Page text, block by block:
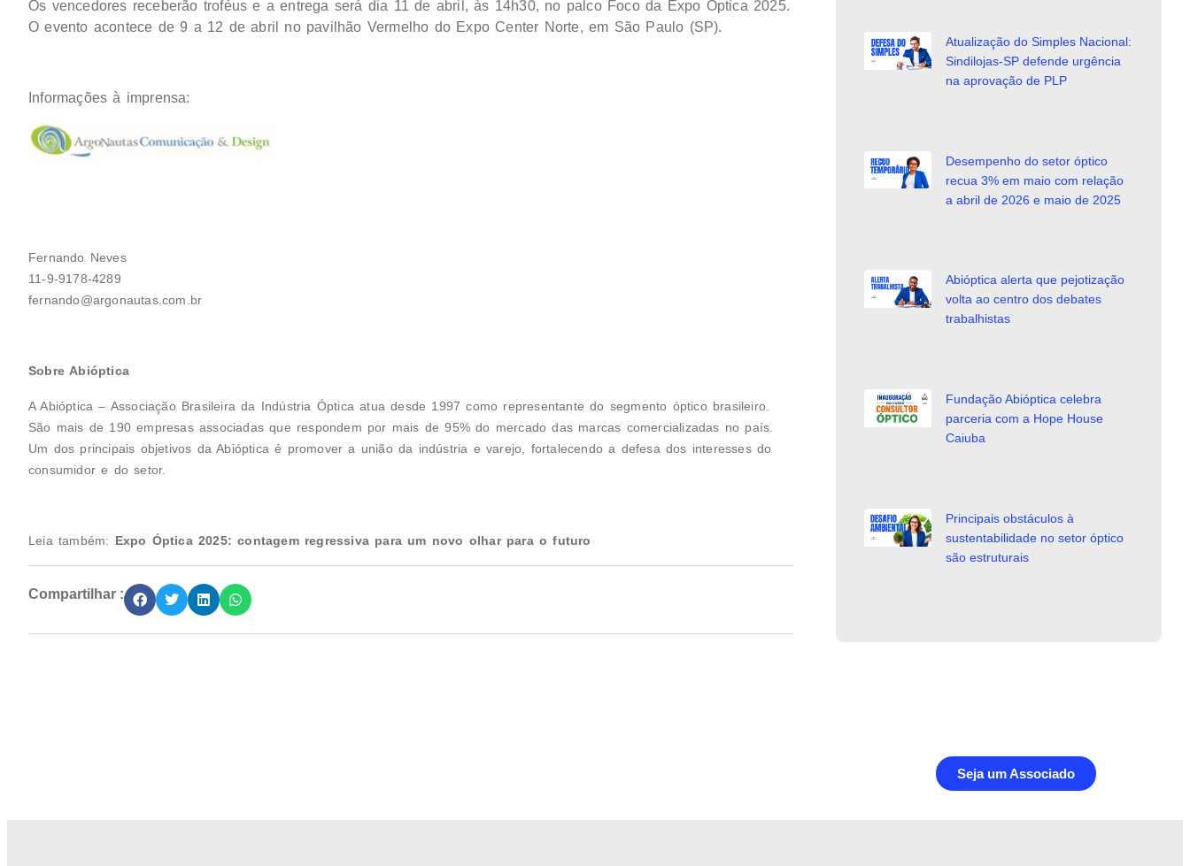
Os vencedores receberão troféus e a entrega será dia 11 de abril, às 14h30, no palco Foco da Expo Óptica 2025.
O evento acontece de 9 a 12 de abril no pavilhão Vermelho do Expo Center Norte, em São Paulo (SP).
Informações à imprensa:
Fernando Neves
11-9-9178-4289
fernando@argonautas.com.br
Sobre Abióptica
A Abióptica – Associação Brasileira da Indústria Óptica atua desde 1997 como representante do segmento óptico brasileiro.
São mais de 190 empresas associadas que respondem por mais de 95% do mercado das marcas comercializadas no país.
Um dos principais objetivos da Abióptica é promover a união da indústria e varejo, fortalecendo a defesa dos interesses do
consumidor e do setor.
Leia também: Expo Óptica 2025: contagem regressiva para um novo olhar para o futuro
Compartilhar :
Atualização do Simples Nacional:
Sindilojas-SP defende urgência
na aprovação de PLP
Desempenho do setor óptico
recua 3% em maio com relação
a abril de 2026 e maio de 2025
Abióptica alerta que pejotização
volta ao centro dos debates
trabalhistas
Fundação Abióptica celebra
parceria com a Hope House
Caiuba
Principais obstáculos à
sustentabilidade no setor óptico
são estruturais
Seja um Associado